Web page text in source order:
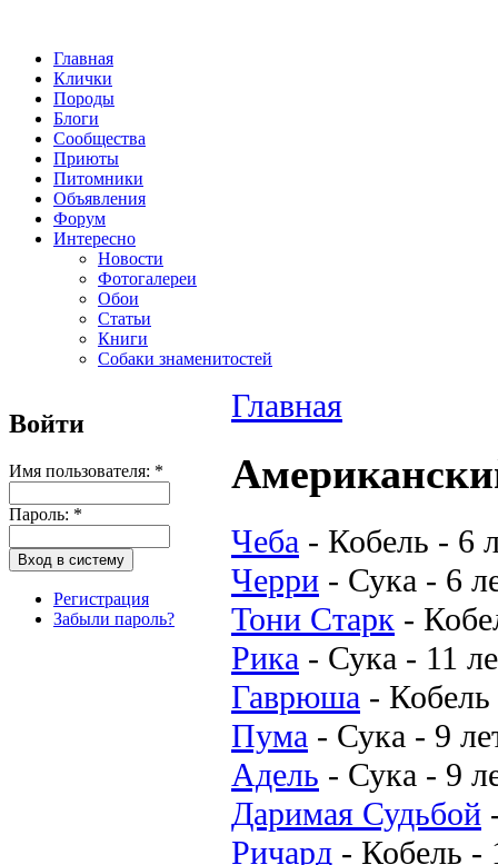
Главная
Клички
Породы
Блоги
Сообщества
Приюты
Питомники
Объявления
Форум
Интересно
Новости
Фотогалереи
Обои
Статьи
Книги
Собаки знаменитостей
Войти
Имя пользователя: *
Пароль: *
Регистрация
Забыли пароль?
Главная
Чеба - Кобель - 6
Черри - Сука - 6
Тони Старк -
Рика - Сука - 11
Гаврюша - Кобель
Пума - Сука - 9
Адель - Сука - 9
Даримая Судьбой
Ричард - Кобель -